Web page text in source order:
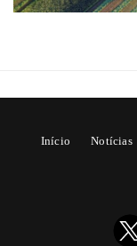
Início Notícias